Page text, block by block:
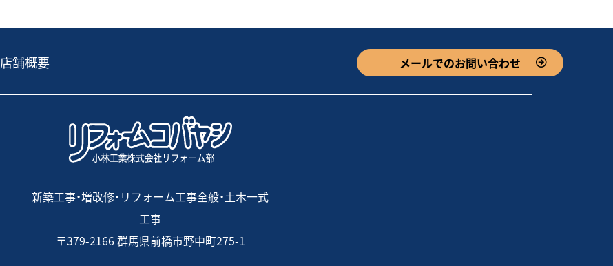
店舗概要 メールでのお問い合わせ
新築工事・増改修・リフォーム工事全般・土木一式
工事
〒379-2166 群馬県前橋市野中町275-1